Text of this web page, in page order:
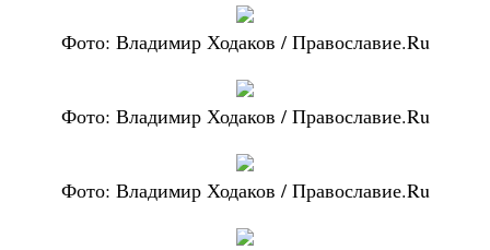
Фото: Владимир Ходаков / Православие.Ru
Фото: Владимир Ходаков / Православие.Ru
Фото: Владимир Ходаков / Православие.Ru